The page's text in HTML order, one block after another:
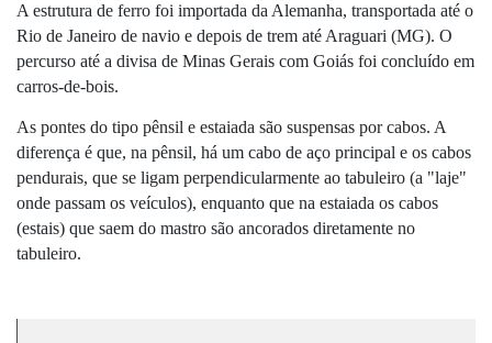
A estrutura de ferro foi importada da Alemanha, transportada até o
Rio de Janeiro de navio e depois de trem até Araguari (MG). O
percurso até a divisa de Minas Gerais com Goiás foi concluído em
carros-de-bois.
As pontes do tipo pênsil e estaiada são suspensas por cabos. A
diferença é que, na pênsil, há um cabo de aço principal e os cabos
pendurais, que se ligam perpendicularmente ao tabuleiro (a "laje"
onde passam os veículos), enquanto que na estaiada os cabos
(estais) que saem do mastro são ancorados diretamente no
tabuleiro.